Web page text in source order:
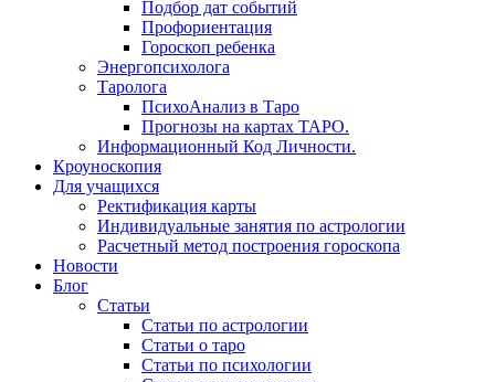
Подбор дат событий
Профориентация
Гороскоп ребенка
Энергопсихолога
Таролога
ПсихоАнализ в Таро
Прогнозы на картах ТАРО.
Информационный Код Личности.
Кроуноскопия
Для учащихся
Ректификация карты
Индивидуальные занятия по астрологии
Расчетный метод построения гороскопа
Новости
Блог
Статьи
Статьи по астрологии
Статьи о таро
Статьи по психологии